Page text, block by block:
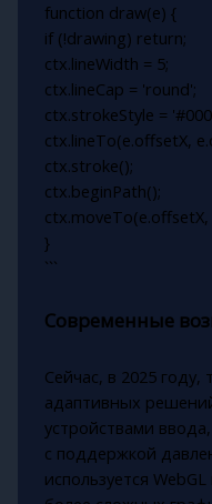
function draw(e) {
if (!drawing) return;
ctx.lineWidth = 5;
ctx.lineCap = 'round';
ctx.strokeStyle =
ctx.lineTo(e.offsetX,
ctx.stroke();
ctx.beginPath();
ctx.moveTo(e.offsetX,
}
```
Современные
Сейчас, в 2025
адаптивных
устройствами
с поддержкой
используется